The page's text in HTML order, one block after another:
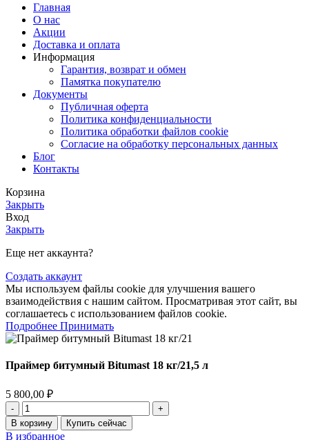
Главная
О нас
Акции
Доставка и оплата
Информация
Гарантия, возврат и обмен
Памятка покупателю
Документы
Публичная оферта
Политика конфиденциальности
Политика обработки файлов cookie
Согласие на обработку персональных данных
Блог
Контакты
Корзина
Закрыть
Вход
Закрыть
Еще нет аккаунта?
Создать аккаунт
Мы используем файлы cookie для улучшения вашего
взаимодействия с нашим сайтом. Просматривая этот сайт, вы
соглашаетесь с использованием файлов cookie.
Подробнее Принимать
Праймер битумный Bitumast 18 кг/21,5 л
5 800,00 ₽
В корзину Купить сейчас
В избранное